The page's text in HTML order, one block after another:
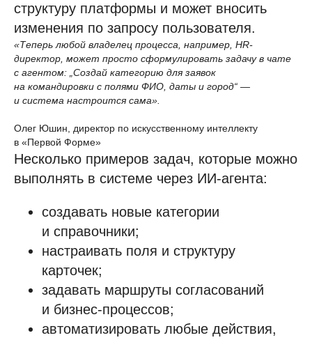
структуру платформы и может вносить
изменения по запросу пользователя.
«Теперь любой владелец процесса, например, HR-
директор, может просто сформулировать задачу в чате
с агентом: „Создай категорию для заявок
на командировки с полями ФИО, даты и город“ —
и система настроится сама».
Олег Юшин, директор по искусственному интеллекту
в «Первой Форме»
Несколько примеров задач, которые можно
выполнять в системе через ИИ-агента:
создавать новые категории
и справочники;
настраивать поля и структуру
карточек;
задавать маршруты согласований
и бизнес-процессов;
автоматизировать любые действия,